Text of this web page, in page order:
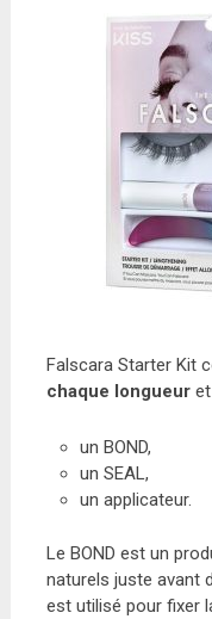
Falscara Starter Kit
chaque longueuret
un BOND,
un SEAL,
un applicateur.
Le BOND est un
naturels juste avant
est utilisé pour fixer